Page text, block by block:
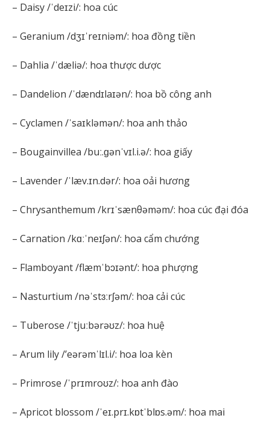
– Daisy /ˈdeɪzi/: hoa cúc
– Geranium /dʒɪˈreɪniəm/: hoa đồng tiền
– Dahlia /ˈdæliə/: hoa thược dược
– Dandelion /ˈdændɪlaɪən/: hoa bồ công anh
– Cyclamen /ˈsaɪkləmən/: hoa anh thảo
– Bougainvillea /buː.ɡənˈvɪl.i.ə/: hoa giấy
– Lavender /ˈlæv.ɪn.dər/: hoa oải hương
– Chrysanthemum /krɪˈsænθəməm/: hoa cúc đại đóa
– Carnation /kɑːˈneɪʃən/: hoa cẩm chướng
– Flamboyant /flæmˈbɔɪənt/: hoa phượng
– Nasturtium /nəˈstɜːrʃəm/: hoa cải cúc
– Tuberose /ˈtjuːbərəʊz/: hoa huệ
– Arum lily /’eərəmˈlɪl.i/: hoa loa kèn
– Primrose /ˈprɪmroʊz/: hoa anh đào
– Apricot blossom /ˈeɪ.prɪ.kɒtˈblɒs.əm/: hoa mai